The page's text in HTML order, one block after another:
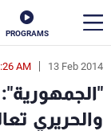
PROGRAMS
13 Feb 2014
AM
والحريري
en
الأخبار